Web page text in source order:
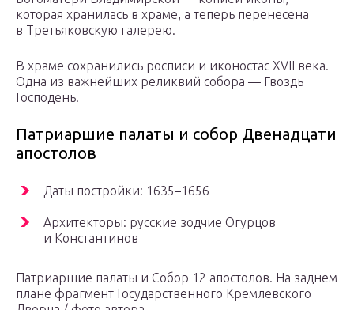
которая хранилась в храме, а теперь перенесена
в Третьяковскую галерею.
В храме сохранились росписи и иконостас XVII века.
Одна из важнейших реликвий собора — Гвоздь
Господень.
Патриаршие палаты и собор Двенадцати
апостолов
Даты постройки: 1635–1656
Архитекторы: русские зодчие Огурцов
и Константинов
Патриаршие палаты и Собор 12 апостолов. На заднем
плане фрагмент Государственного Кремлевского